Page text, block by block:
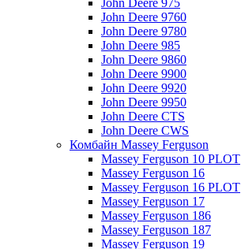
John Deere 975
John Deere 9760
John Deere 9780
John Deere 985
John Deere 9860
John Deere 9900
John Deere 9920
John Deere 9950
John Deere CTS
John Deere CWS
Комбайн Massey Ferguson
Massey Ferguson 10 PLOT
Massey Ferguson 16
Massey Ferguson 16 PLOT
Massey Ferguson 17
Massey Ferguson 186
Massey Ferguson 187
Massey Ferguson 19